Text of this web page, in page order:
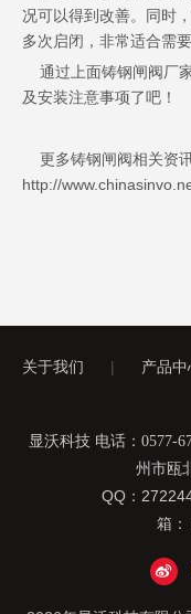
况可以得到改善。同时
多次启闭，非常适合需
通过上面铸钢闸阀厂
及安装注意事项了吧！
更多铸钢闸阀相关资
http://
关于我们 | 产品中
显沃科技 电话：0577-
州市瓯
QQ：
箱：